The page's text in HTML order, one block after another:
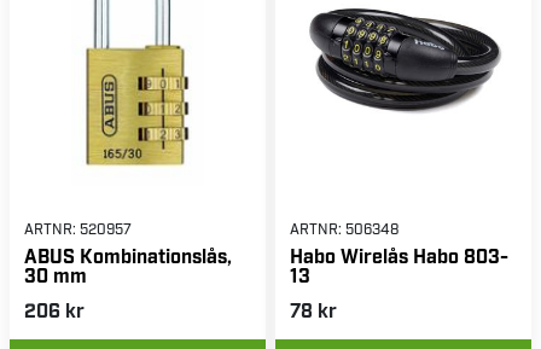
ARTNR: 520957
ABUS Kombinationslås,
30 mm
206 kr
ARTNR: 506348
Habo Wirelås Habo 803-
13
78 kr